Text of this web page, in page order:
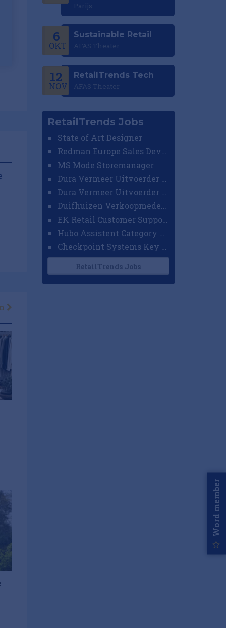
Parijs
6
OKT
Sustainable Retail
AFAS Theater
12
NOV
RetailTrends Tech
AFAS Theater
RetailTrends Jobs
State of Art Designer
MS Mode Storemanager
EK Retail Customer Support Omnichannel
RetailTrends Jobs
Word member